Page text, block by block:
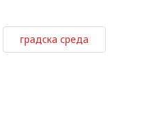
градска среда